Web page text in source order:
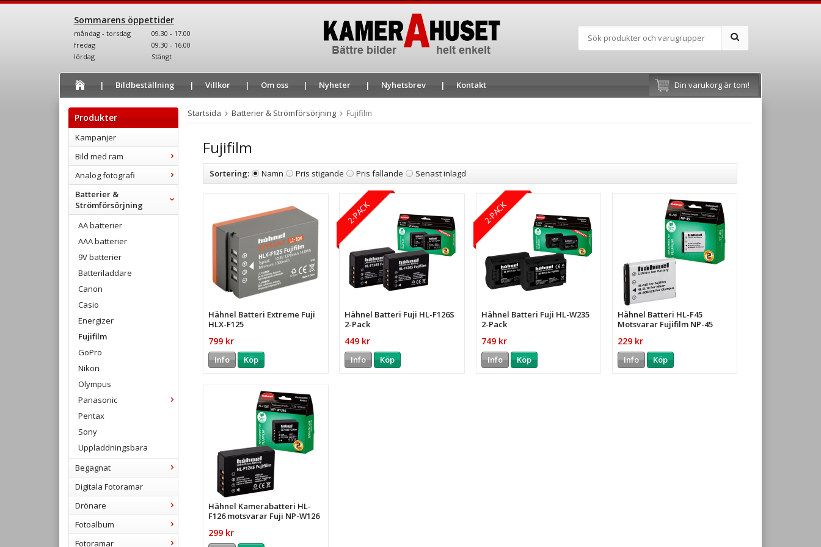
Sommarens öppettider
måndag - torsdag
09.30 - 17.00
fredag
09.30 - 16.00
lördag
Stängt
Bildbeställning Villkor Om oss Nyheter Nyhetsbrev Kontakt Din varukorg är tom!
Produkter
Kampanjer
Bild med ram
Analog fotografi
Batterier &
Strömförsörjning
AA batterier
AAA batterier
9V batterier
Batteriladdare
Canon
Casio
Energizer
Fujifilm
GoPro
Nikon
Olympus
Panasonic
Pentax
Sony
Uppladdningsbara
Begagnat
Digitala Fotoramar
Drönare
Fotoalbum
Fotoramar
Startsida Batterier & Strömförsörjning Fujifilm
Fujifilm
Sortering: Namn Pris stigande Pris fallande Senast inlagd
Hähnel Batteri Extreme Fuji
HLX-F125
799 kr
Info Köp
2-PACK
Hähnel Batteri Fuji HL-F126S
2-Pack
449 kr
Info Köp
2-PACK
Hähnel Batteri Fuji HL-W235
2-Pack
749 kr
Info Köp
Hähnel Batteri HL-F45
Motsvarar Fujifilm NP-45
229 kr
Info Köp
Hähnel Kamerabatteri HL-
F126 motsvarar Fuji NP-W126
299 kr